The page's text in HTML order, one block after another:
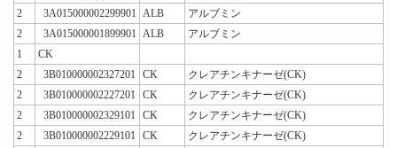
2
3A015000002299901 ALB
アルブミン
2
3A015000001899901 ALB
アルブミン
1
CK
2
3B010000002327201 CK
クレアチンキナーゼ(CK)
2
3B010000002227201 CK
クレアチンキナーゼ(CK)
2
3B010000002329101 CK
クレアチンキナーゼ(CK)
2
3B010000002229101 CK
クレアチンキナーゼ(CK)